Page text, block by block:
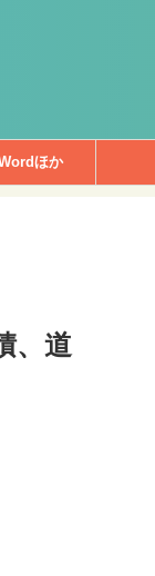
ほか
、道